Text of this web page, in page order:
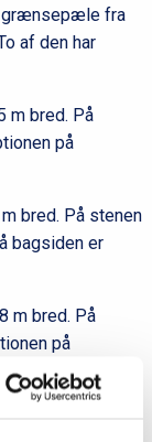
grænsepæle fra
af den har
m bred. På
på
bred. På stenen
bagsiden er
m bred. På
på